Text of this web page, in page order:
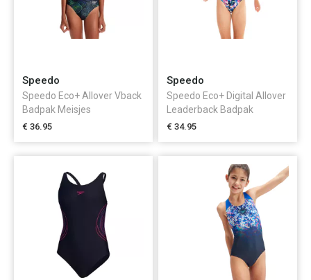
Speedo
Speedo Eco+ Allover Vback
Badpak Meisjes
€ 36.95
Speedo
Speedo Eco+ Digital Allover
Leaderback Badpak
Meisjes
€ 34.95